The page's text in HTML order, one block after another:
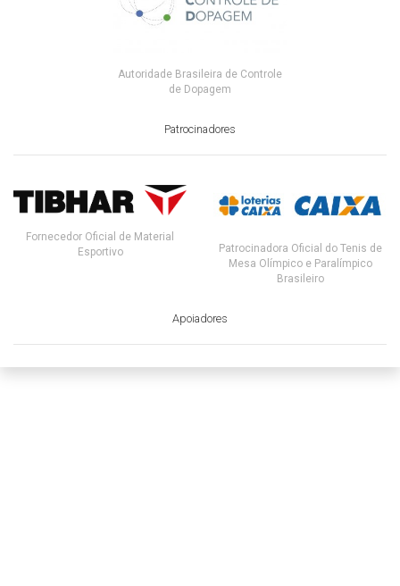
Autoridade Brasileira de Controle
de Dopagem
Patrocinadores
Fornecedor Oficial de Material
Esportivo
Patrocinadora Oficial do Tenis de
Mesa Olímpico e Paralímpico
Brasileiro
Apoiadores